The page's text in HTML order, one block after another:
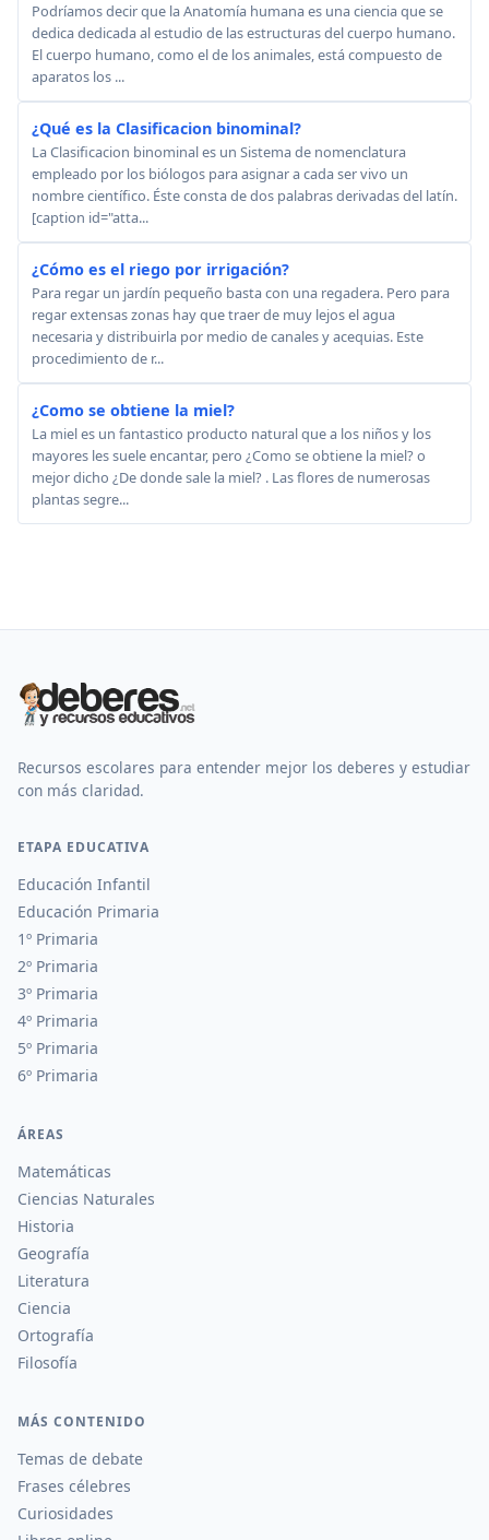
Podríamos decir que la Anatomía humana es una ciencia que se
dedica dedicada al estudio de las estructuras del cuerpo humano.
El cuerpo humano, como el de los animales, está compuesto de
aparatos los ...
¿Qué es la Clasificacion binominal?
La Clasificacion binominal es un Sistema de nomenclatura
empleado por los biólogos para asignar a cada ser vivo un
nombre científico. Éste consta de dos palabras derivadas del latín.
[caption id="atta...
¿Cómo es el riego por irrigación?
Para regar un jardín pequeño basta con una regadera. Pero para
regar extensas zonas hay que traer de muy lejos el agua
necesaria y distribuirla por medio de canales y acequias. Este
procedimiento de r...
¿Como se obtiene la miel?
La miel es un fantastico producto natural que a los niños y los
mayores les suele encantar, pero ¿Como se obtiene la miel? o
mejor dicho ¿De donde sale la miel? . Las flores de numerosas
plantas segre...
Recursos escolares para entender mejor los deberes y estudiar
con más claridad.
ETAPA EDUCATIVA
Educación Infantil
Educación Primaria
1º Primaria
2º Primaria
3º Primaria
4º Primaria
5º Primaria
6º Primaria
ÁREAS
Matemáticas
Ciencias Naturales
Historia
Geografía
Literatura
Ciencia
Ortografía
Filosofía
MÁS CONTENIDO
Temas de debate
Frases célebres
Curiosidades